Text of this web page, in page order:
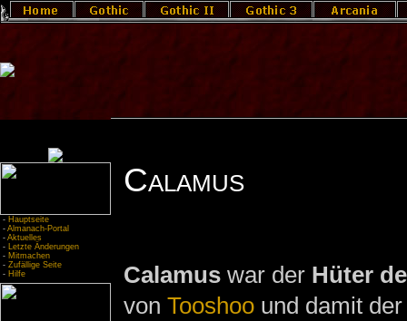
- Hauptseite
- Almanach-Portal
- Aktuelles
- Letzte Änderungen
- Mitmachen
- Zufällige Seite
- Hilfe
Calamus
Calamuswar der Hüter
von Tooshoound damit der